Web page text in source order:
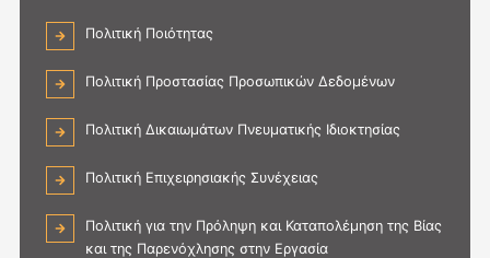
Πολιτική Ποιότητας
Πολιτική Προστασίας Προσωπικών Δεδομένων
Πολιτική Δικαιωμάτων Πνευματικής Ιδιοκτησίας
Πολιτική Επιχειρησιακής Συνέχειας
Πολιτική για την Πρόληψη και Καταπολέμηση της Βίας
και της Παρενόχλησης στην Εργασία